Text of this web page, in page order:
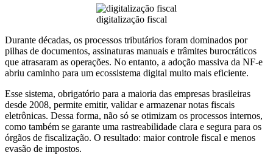
digitalização fiscal
Durante décadas, os processos tributários foram dominados por
pilhas de documentos, assinaturas manuais e trâmites burocráticos
que atrasaram as operações. No entanto, a adoção massiva da NF-e
abriu caminho para um ecossistema digital muito mais eficiente.
Esse sistema, obrigatório para a maioria das empresas brasileiras
desde 2008, permite emitir, validar e armazenar notas fiscais
eletrônicas. Dessa forma, não só se otimizam os processos internos,
como também se garante uma rastreabilidade clara e segura para os
órgãos de fiscalização. O resultado: maior controle fiscal e menos
evasão de impostos.